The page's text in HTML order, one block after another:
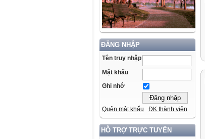
ĐĂNG NHẬP
Tên truy nhập
Mật khẩu
Ghi nhớ
Quên mật khẩu ĐK thành viên
HỖ TRỢ TRỰC TUYẾN